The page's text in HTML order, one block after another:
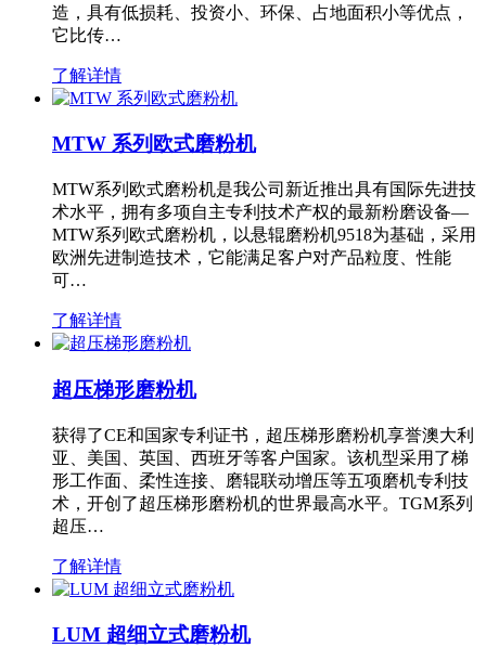
造，具有低损耗、投资小、环保、占地面积小等优点，
它比传…
了解详情
MTW 系列欧式磨粉机
MTW系列欧式磨粉机是我公司新近推出具有国际先进技
术水平，拥有多项自主专利技术产权的最新粉磨设备—
MTW系列欧式磨粉机，以悬辊磨粉机9518为基础，采用
欧洲先进制造技术，它能满足客户对产品粒度、性能
可…
了解详情
超压梯形磨粉机
获得了CE和国家专利证书，超压梯形磨粉机享誉澳大利
亚、美国、英国、西班牙等客户国家。该机型采用了梯
形工作面、柔性连接、磨辊联动增压等五项磨机专利技
术，开创了超压梯形磨粉机的世界最高水平。TGM系列
超压…
了解详情
LUM 超细立式磨粉机